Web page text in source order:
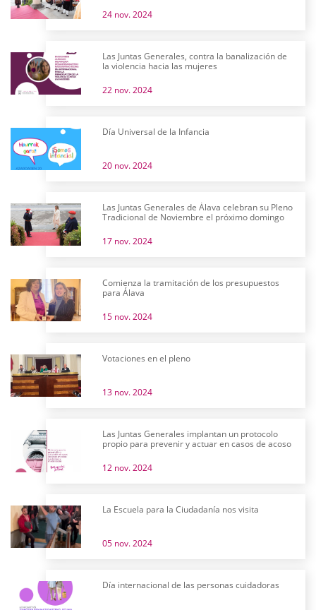
24 nov. 2024
Las Juntas Generales, contra la banalización de
la violencia hacia las mujeres
22 nov. 2024
Día Universal de la Infancia
20 nov. 2024
Las Juntas Generales de Álava celebran su Pleno
Tradicional de Noviembre el próximo domingo
17 nov. 2024
Comienza la tramitación de los presupuestos
para Álava
15 nov. 2024
Votaciones en el pleno
13 nov. 2024
Las Juntas Generales implantan un protocolo
propio para prevenir y actuar en casos de acoso
12 nov. 2024
La Escuela para la Ciudadanía nos visita
05 nov. 2024
Día internacional de las personas cuidadoras